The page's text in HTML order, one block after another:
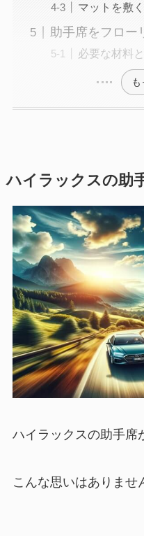
マットを敷く
助手席をフロー
必要な材料
も
ハイラックスの助
ハイラックスの助手
こんな思いはありませ